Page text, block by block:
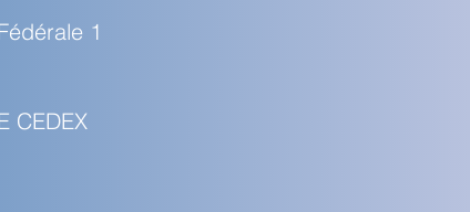
1
CEDEX